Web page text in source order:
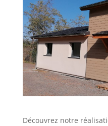
Découvrez notre